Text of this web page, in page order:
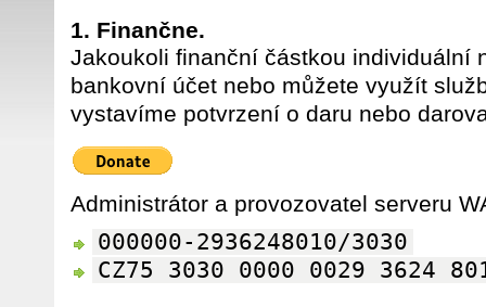
1. Finančne.
Jakoukoli finanční částkou individuální
bankovní účet nebo můžete využít
vystavíme potvrzení o daru nebo
Administrátor a provozovatel serveru
000000-2936248010/3030
CZ75 3030 0000 0029 3624